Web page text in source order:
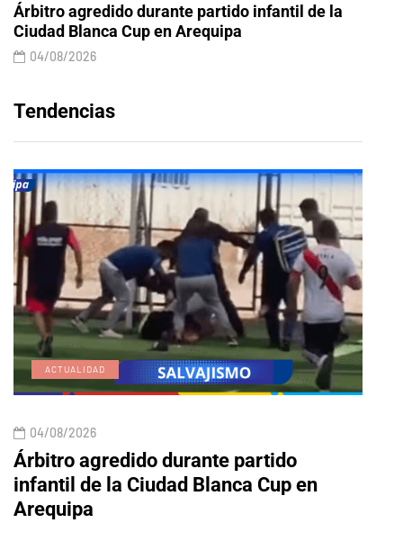
Árbitro agredido durante partido infantil de la
Ciudad Blanca Cup en Arequipa
04/08/2026
Tendencias
ACTUALIDAD
04/08/2026
Árbitro agredido durante partido
infantil de la Ciudad Blanca Cup en
Arequipa